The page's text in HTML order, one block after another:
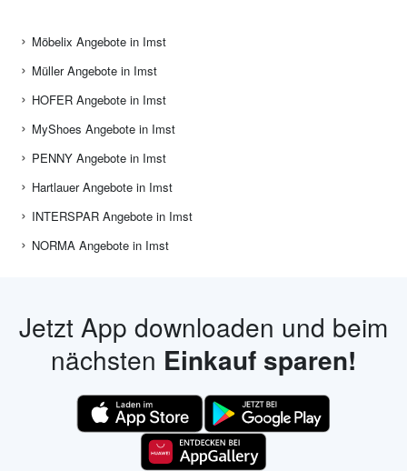
Möbelix Angebote in Imst
Müller Angebote in Imst
HOFER Angebote in Imst
MyShoes Angebote in Imst
PENNY Angebote in Imst
Hartlauer Angebote in Imst
INTERSPAR Angebote in Imst
NORMA Angebote in Imst
Jetzt App downloaden und beim
nächsten Einkauf sparen!